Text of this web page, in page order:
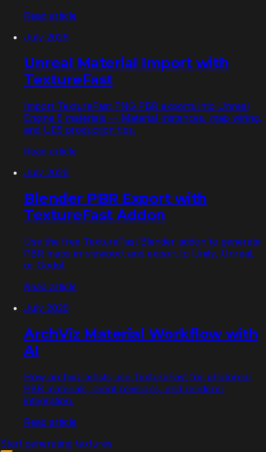
Read article
July 2026
Unreal Material Import with
TextureFast
Import TextureFast PNG PBR exports into Unreal
Engine 5 materials — Material Instances, map wiring,
and UE5 production tips.
Read article
July 2026
Blender PBR Export with
TextureFast Addon
Use the free TextureFast Blender addon to generate
PBR maps in-viewport and export to Unity, Unreal,
or Godot.
Read article
July 2026
ArchViz Material Workflow with
AI
How archviz artists use TextureFast for photoreal
PBR materials, client revisions, and renderer
integration.
Read article
Start generating textures